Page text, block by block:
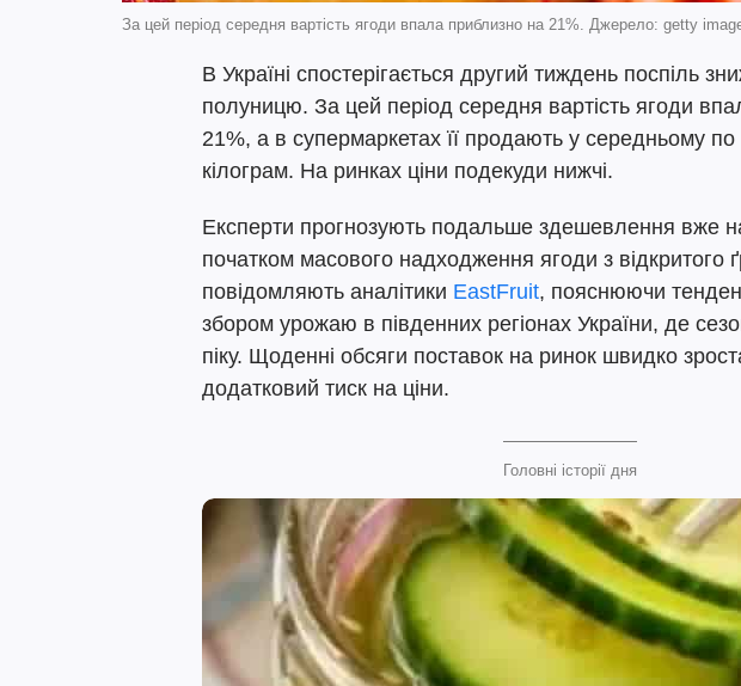
За цей період середня вартість ягоди впала приблизно на 21%. Джерело: getty
В Україні спостерігається другий тиждень поспіль
полуницю. За цей період середня вартість ягоди
21%, а в супермаркетах її продають у середньому
кілограм. На ринках ціни подекуди нижчі.
Експерти прогнозують подальше здешевлення вже
початком масового надходження ягоди з відкритого
повідомляють аналітики EastFruit, пояснюючи
збором урожаю в південних регіонах України, де
піку. Щоденні обсяги поставок на ринок швидко
додатковий тиск на ціни.
Головні історії дня